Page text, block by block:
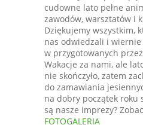
cudowne lato pełne
zawodów, warsztatów i
Dziękujemy wszystkim,
nas odwiedzali i
w przygotowanych
Wakacje za nami, ale
nie skończyło, zatem
do zamawiania
na dobry początek roku
są nasze imprezy?
FOTOGALERIA